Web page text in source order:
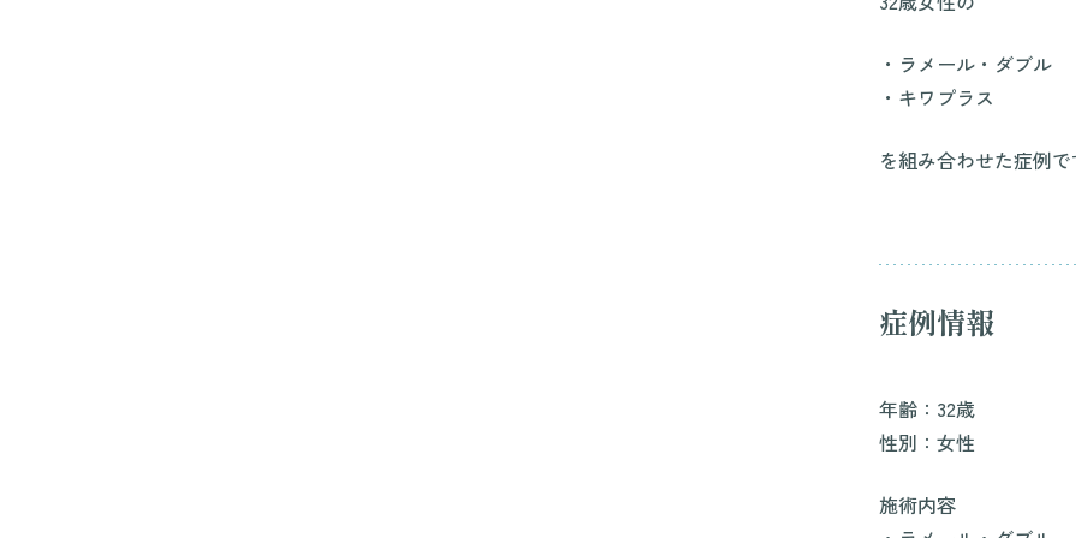
・ラメール・ダブル
・キワプラス
を組み合わせた症例
症例情報
年齢：32歳
性別：女性
施術内容